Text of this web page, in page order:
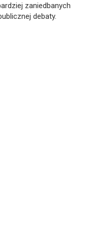
zaniedbanych
debaty.